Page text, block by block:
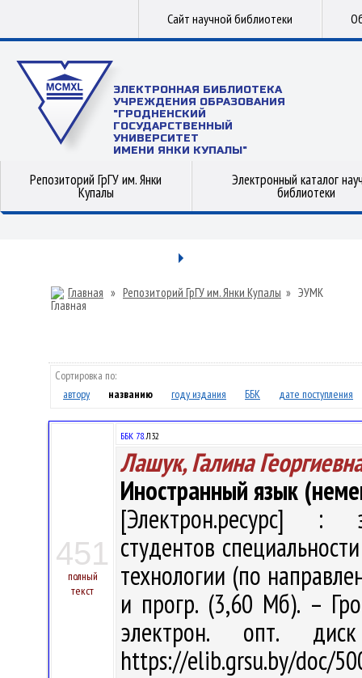
Сайт научной библиотеки
ЭЛЕКТРОННАЯ БИБЛИОТЕКА
УЧРЕЖДЕНИЯ ОБРАЗОВАНИЯ
"ГРОДНЕНСКИЙ
ГОСУДАРСТВЕННЫЙ
УНИВЕРСИТЕТ
ИМЕНИ ЯНКИ КУПАЛЫ"
Репозиторий ГрГУ им. Янки
Купалы
Электронный каталог
библиотеки
Главная » Репозиторий ГрГУ им. Янки Купалы » ЭУМК
Сортировка по:
автору
названию году издания ББК дате поступления
451
полный
текст
ББК 78.Л32
Лашук, Галина
Иностранный язык
[Электрон.ресурс] :
студентов
технологии (по
и прогр. (3,60 Мб). –
электрон. опт.
https://elib.grsu.by/doc/